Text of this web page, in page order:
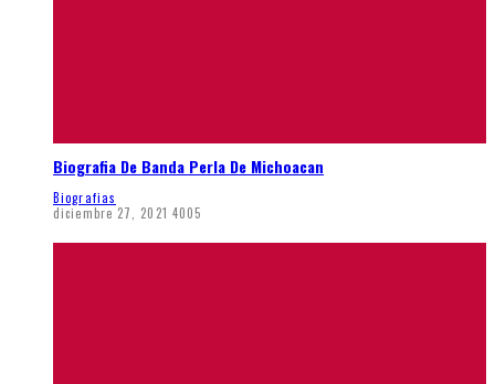
Biografia De Banda Perla De Michoacan
Biografias
diciembre 27, 2021 4005